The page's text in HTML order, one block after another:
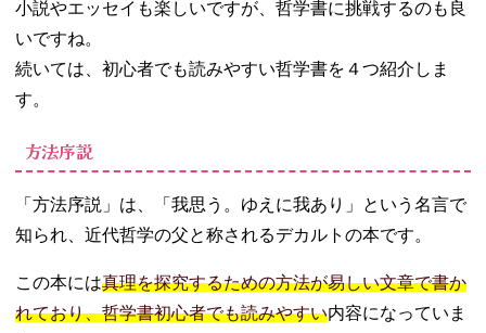
小説やエッセイも楽しいですが、哲学書に挑戦するのも良
いですね。
続いては、初心者でも読みやすい哲学書を４つ紹介しま
す。
方法序説
「方法序説」は、「我思う。ゆえに我あり」という名言で
知られ、近代哲学の父と称されるデカルトの本です。
この本には真理を探究するための方法が易しい文章で書か
れており、哲学書初心者でも読みやすい内容になっていま